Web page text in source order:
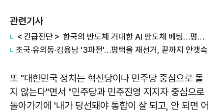
관련기사
＜긴급진단＞ 한국의 반도체 거대한 AI 반도체 베팅…평택을 넘어 호남까지
조국·유의동·김용남 '3파전'…평택을 재선거, 끝까지 안갯속
또 "대한민국 정치는 혁신당이나 민주당 중심으로 돌
지 않는다"면서 "민주당과 민주진영 지지자 중심으로
돌아가기에 '내가 당선돼야 통합이 잘 되고, 안 되면 어